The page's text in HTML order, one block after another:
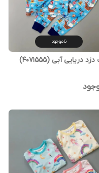
ناموجود
دریایی آبی (4071555)